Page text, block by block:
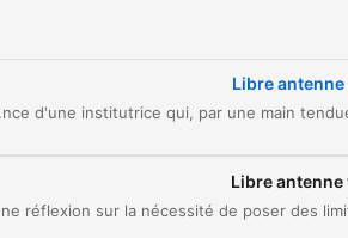
retrouvailles de Colette et Jean-
de Nicole contre une
Libre
qui, par une main tendue, a marqué son arrivée en France.
Libre